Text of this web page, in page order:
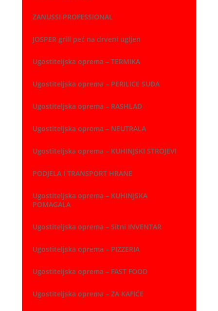
ZANUSSI PROFESSIONAL
JOSPER grill peć na drveni ugljen
Ugostiteljska oprema – TERMIKA
Ugostiteljska oprema – PERILICE SUĐA
Ugostiteljska oprema – RASHLAD
Ugostiteljska oprema – NEUTRALA
Ugostiteljska oprema – KUHINJSKI STROJEVI
PODJELA I TRANSPORT HRANE
Ugostiteljska oprema – KUHINJSKA
POMAGALA
Ugostiteljska oprema – Sitni INVENTAR
Ugostiteljska oprema – PIZZERIA
Ugostiteljska oprema – FAST FOOD
Ugostiteljska oprema – ZA KAFIĆE